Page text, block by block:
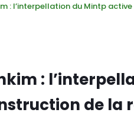
: l’interpellation du Mintp
:
de la